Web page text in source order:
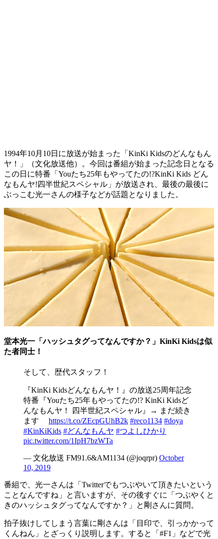
1994年10月10日に放送が始まった「KinKi Kidsのどんなもん
ヤ！」（文化放送他）。今回は番組が始まった記念日となる
この日に特番「Youたち25年もやってたの!?KinKi Kids どん
なもんヤ!四半世紀スペシャル」が放送され、最後の最後に
ぶっこむ光一さんの様子などが話題となりました。
堂本光一「ハッシュタグってなんですか？」KinKi Kidsは似
た者同士！
そして、歴代スタッフ！
『KinKi Kidsどんなもんヤ！』の放送25周年記念
特番『Youたち25年もやってたの!? KinKi Kidsど
んなもんヤ！ 四半世紀スペシャル』→ まだ続き
ます https://t.co/ZEcpGUhB2k #reco1134 #doya
#KinKiKids #どんなもんヤ #つよしひかり
pic.twitter.com/1IpH7bzWTa
— 文化放送 FM91.6&AM1134 (@joqrpr) October
10, 2019
番組で、光一さんは「Twitterでもつぶやいて頂きたいという
ことなんですね」と言いますが、その後すぐに「つぶやくと
きのハッシュタグってなんですか？」と剛さんに質問。
拍子抜けしてしまう言葉に剛さんは「目印で、引っかかって
くんねん」とざっくり説明します。すると「#F1」などで光